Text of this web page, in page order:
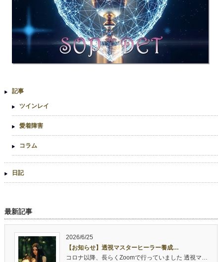
記事
ツインレイ
愛着障害
コラム
日記
最新記事
2026/6/25
【お知らせ】透視マスターヒーラー養成…
コロナ以降、長らくZoomで行っていました 透視マ…